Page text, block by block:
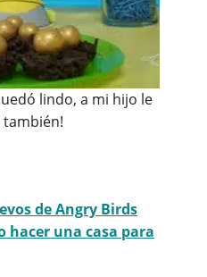
lindo, a mi hijo le
también!
de Angry Birds
hacer una casa para